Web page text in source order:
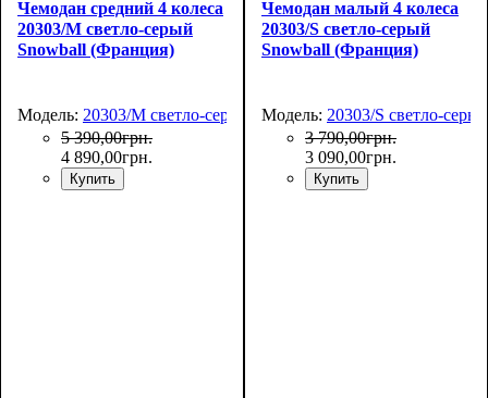
Чемодан средний 4 колеса
20303/M светло-серый
Snowball (Франция)
Модель: 20303/M светло-серый
5 390,00грн.
4 890,00грн.
Купить
Чемодан малый 4 колеса
20303/S светло-серый
Snowball (Франция)
Модель: 20303/S светло-серый
3 790,00грн.
3 090,00грн.
Купить